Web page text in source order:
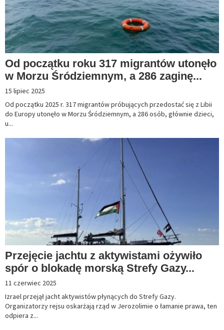
Od początku roku 317 migrantów utonęło
w Morzu Śródziemnym, a 286 zaginę...
15 lipiec 2025
Od początku 2025 r. 317 migrantów próbujących przedostać się z Libii
do Europy utonęło w Morzu Śródziemnym, a 286 osób, głównie dzieci,
u...
Przejęcie jachtu z aktywistami ożywiło
spór o blokadę morską Strefy Gazy...
11 czerwiec 2025
Izrael przejął jacht aktywistów płynących do Strefy Gazy.
Organizatorzy rejsu oskarżają rząd w Jerozolimie o łamanie prawa, ten
odpiera z...